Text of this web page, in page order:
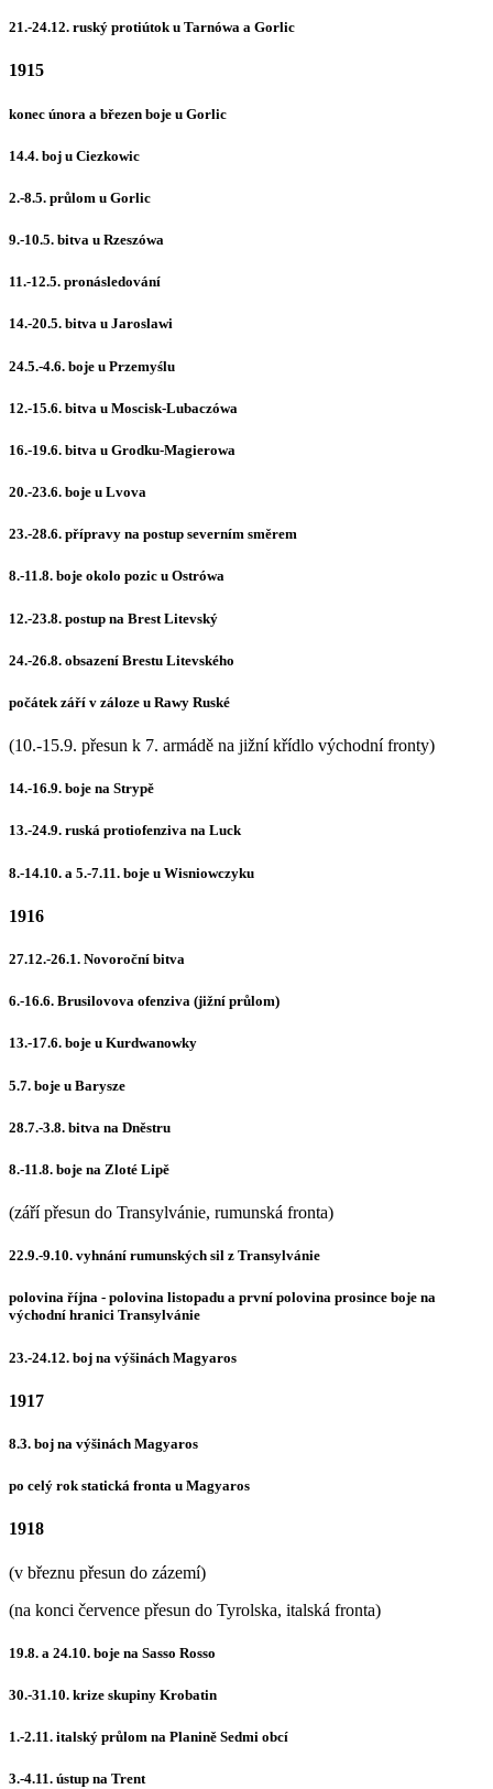
21.-24.12. ruský protiútok u Tarnówa a Gorlic
1915
konec února a březen boje u Gorlic
14.4. boj u Ciezkowic
2.-8.5. průlom u Gorlic
9.-10.5. bitva u Rzeszówa
11.-12.5. pronásledování
14.-20.5. bitva u Jaroslawi
24.5.-4.6. boje u Przemyślu
12.-15.6. bitva u Moscisk-Lubaczówa
16.-19.6. bitva u Grodku-Magierowa
20.-23.6. boje u Lvova
23.-28.6. přípravy na postup severním směrem
8.-11.8. boje okolo pozic u Ostrówa
12.-23.8. postup na Brest Litevský
24.-26.8. obsazení Brestu Litevského
počátek září v záloze u Rawy Ruské
(10.-15.9. přesun k 7. armádě na jižní křídlo východní fronty)
14.-16.9. boje na Strypě
13.-24.9. ruská protiofenziva na Luck
8.-14.10. a 5.-7.11. boje u Wisniowczyku
1916
27.12.-26.1. Novoroční bitva
6.-16.6. Brusilovova ofenziva (jižní průlom)
13.-17.6. boje u Kurdwanowky
5.7. boje u Barysze
28.7.-3.8. bitva na Dněstru
8.-11.8. boje na Zloté Lipě
(září přesun do Transylvánie, rumunská fronta)
22.9.-9.10. vyhnání rumunských sil z Transylvánie
polovina října - polovina listopadu a první polovina prosince boje na
východní hranici Transylvánie
23.-24.12. boj na výšinách Magyaros
1917
8.3. boj na výšinách Magyaros
po celý rok statická fronta u Magyaros
1918
(v březnu přesun do zázemí)
(na konci července přesun do Tyrolska, italská fronta)
19.8. a 24.10. boje na Sasso Rosso
30.-31.10. krize skupiny Krobatin
1.-2.11. italský průlom na Planině Sedmi obcí
3.-4.11. ústup na Trent